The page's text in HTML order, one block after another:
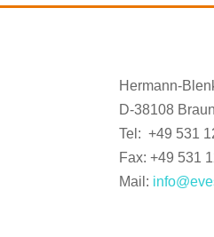
Hermann-
D-38108
Tel: +49 531
Fax: +49 531
Mail: